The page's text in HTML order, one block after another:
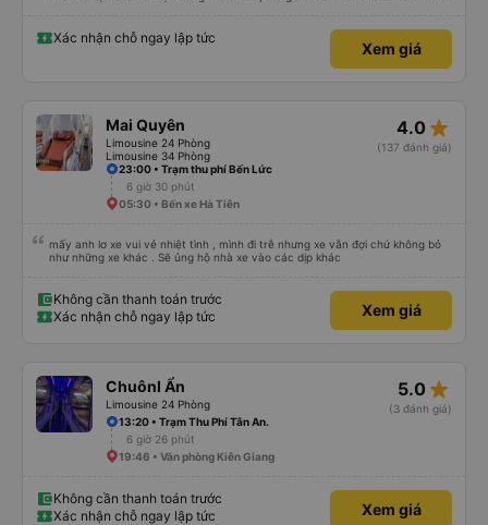
Xác nhận chỗ ngay lập tức
Xem giá
Mai Quyên
Limousine 24 Phòng
Limousine 34 Phòng
4.0 star_rate
(137 đánh giá)
23:00 • Trạm thu phí Bến Lức
6 giờ 30 phút
05:30 • Bến xe Hà Tiên
mấy anh lơ xe vui vẻ nhiệt tình , mình đi trễ nhưng xe vẫn đợi chứ không bỏ
như những xe khác . Sẽ ủng hộ nhà xe vào các dịp khác
Không cần thanh toán trước
Xác nhận chỗ ngay lập tức
Xem giá
Chuônl Ẩn
Limousine 24 Phòng
5.0 star_rate
(3 đánh giá)
13:20 • Trạm Thu Phí Tân An.
6 giờ 26 phút
19:46 • Văn phòng Kiên Giang
Không cần thanh toán trước
Xác nhận chỗ ngay lập tức
Xem giá